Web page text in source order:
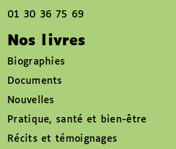
01 30 36 75 69
Nos livres
Biographies
Documents
Nouvelles
Pratique, santé et bien-être
Récits et témoignages